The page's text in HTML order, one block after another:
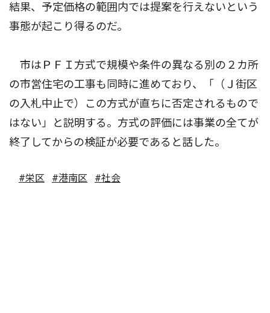
結果、予定価格の範囲内では提案を行えないという
事態が起こり得るのだ。
市はＰＦＩ方式で規模や条件の異なる別の２カ所
の市営住宅の工事も同時に進めており、「（Ｊ街区
の入札中止で）この方式が直ちに否定されるもので
はない」と説明する。方式の評価には事業の全てが
終了してからの検証が必要であると話した。
#栄区 #港南区 #社会